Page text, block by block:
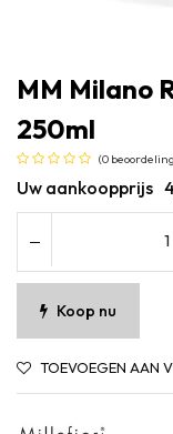
MM Milano
250ml
(0
Uw aankoopprijs
Koop nu
TOEVOEGEN AAN